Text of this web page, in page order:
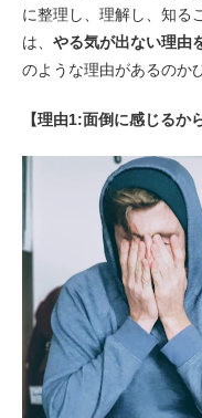
に整理し、理解し、知る
は、 やる気が出ない理由
のような理由があるのか
【理由1:面倒に感じるから